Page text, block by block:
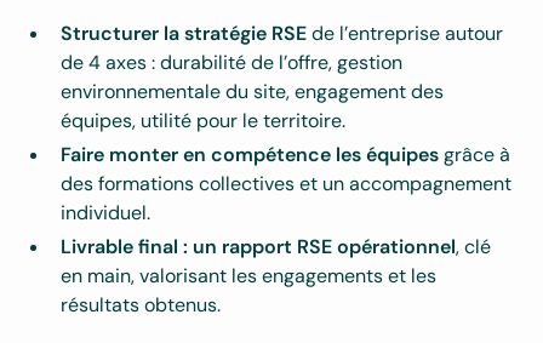
Structurer la stratégie RSEde l’entreprise autour
de 4 axes : durabilité de l’offre, gestion
environnementale du site, engagement des
équipes, utilité pour le territoire.
Faire monter en compétence les équipesgrâce à
des formations collectives et un accompagnement
individuel.
Livrable final : un rapport RSE opérationnel, clé
en main, valorisant les engagements et les
résultats obtenus.